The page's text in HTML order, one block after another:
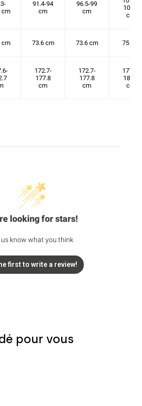
cm
91.4-94
cm
96.5-99
cm
104.1
cm
cm 73.6 cm 73.6 cm 75 cm
172.7-
177.8
cm
172.7-
177.8
cm
177.8-
182.9
cm
looking for stars!
us know what you think
first to write a review!
pour vous